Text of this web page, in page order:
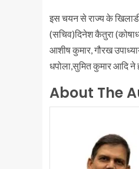
इस चयन से राज्य के
(सचिव)दिनेश कैतुरा
आशीष कुमार, गौरख
धपोला,सुमित कुमार आदि ने
About The